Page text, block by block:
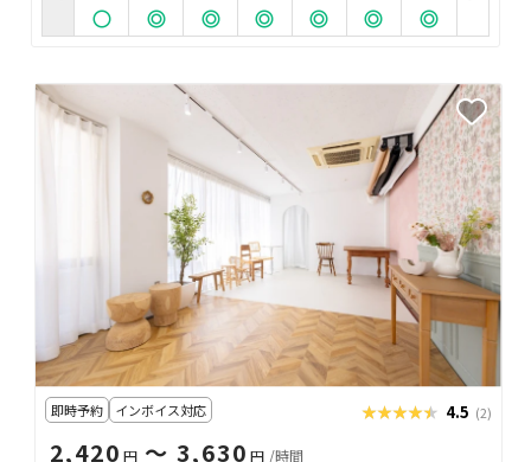
即時予約 インボイス対応 ★★★★★
★★★★★ 4.5 (2)
2,420 円〜 3,630 円 /時間